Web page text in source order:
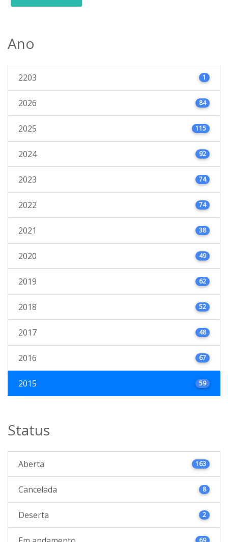
Ano
2203 1
2026 84
2025 115
2024 92
2023 74
2022 74
2021 38
2020 49
2019 62
2018 52
2017 48
2016 67
2015 59
Status
Aberta 163
Cancelada 8
Deserta 2
69